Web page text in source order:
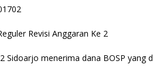
Revisi Anggaran Ke 2
Sidoarjo menerima dana BOSP yang